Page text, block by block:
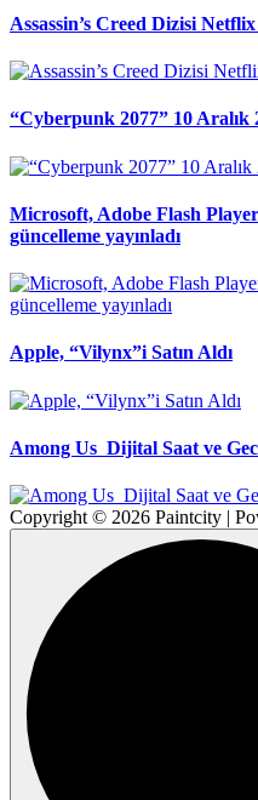
Assassin’s Creed Dizisi
“Cyberpunk 2077” 10
Microsoft, Adobe Flash
güncelleme yayınladı
Apple, “Vilynx”i Satın Aldı
Among Us Dijital Saat ve
Copyright © 2026 Paintcity |